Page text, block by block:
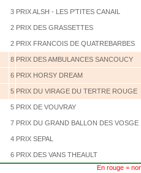
3 PRIX ALSH - LES P'TITES CANAIL
2 PRIX DES GRASSETTES
2 PRIX FRANCOIS DE QUATREBARBES
8 PRIX DES AMBULANCES SANCOUCY
6 PRIX HORSY DREAM
5 PRIX DU VIRAGE DU TERTRE ROUGE
5 PRIX DE VOUVRAY
7 PRIX DU GRAND BALLON DES VOSGE
4 PRIX SEPAL
6 PRIX DES VANS THEAULT
En rouge =